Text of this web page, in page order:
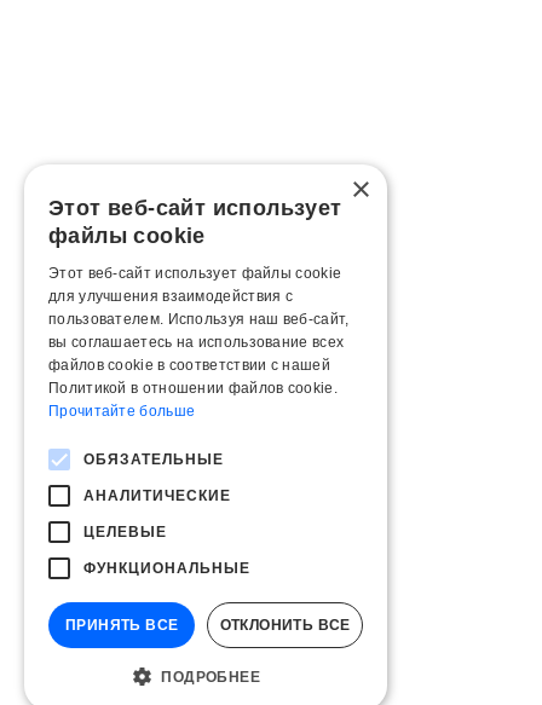
×
Этот веб-сайт использует
файлы cookie
Этот веб-сайт использует файлы cookie
для улучшения взаимодействия с
пользователем. Используя наш веб-сайт,
вы соглашаетесь на использование всех
файлов cookie в соответствии с нашей
Политикой в ​​отношении файлов cookie.
Прочитайте больше
ОБЯЗАТЕЛЬНЫЕ
АНАЛИТИЧЕСКИЕ
ЦЕЛЕВЫЕ
ФУНКЦИОНАЛЬНЫЕ
ПРИНЯТЬ ВСЕ ОТКЛОНИТЬ ВСЕ
ПОДРОБНЕЕ